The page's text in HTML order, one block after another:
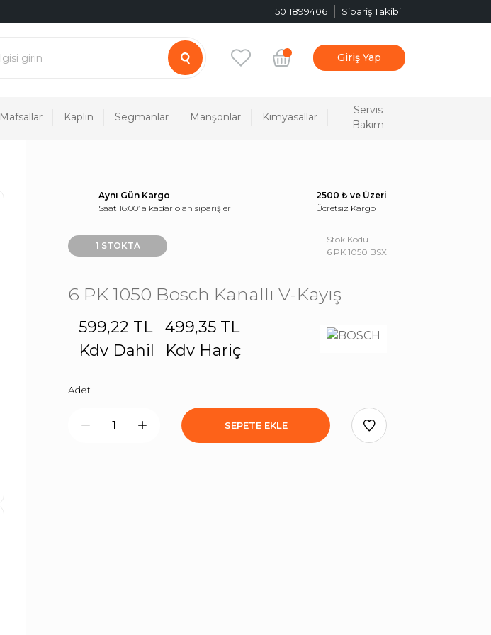
5011899406 Sipariş Takibi
Giriş Yap
Mafsallar Kaplin Segmanlar Manşonlar Kimyasallar
Servis
Bakım
Aynı Gün Kargo
Saat 16:00’ a kadar olan siparişler
2500 ₺ ve Üzeri
Ücretsiz Kargo
1 STOKTA
Stok Kodu
6 PK 1050 BSX
6 PK 1050 Bosch Kanallı V-Kayış
599,22 TL
Kdv Dahil
499,35 TL
Kdv Hariç
Adet
SEPETE EKLE